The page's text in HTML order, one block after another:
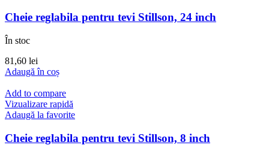
Cheie reglabila pentru tevi Stillson, 24 inch
În stoc
81,60 lei
Adaugă în coș
Add to compare
Vizualizare rapidă
Adaugă la favorite
Cheie reglabila pentru tevi Stillson, 8 inch